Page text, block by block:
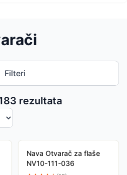
Filteri
rezultata
Nava Otvarač za flaše
NV10-111-036